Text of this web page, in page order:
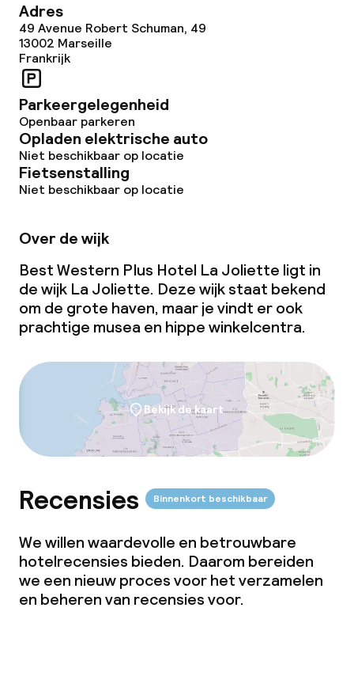
Kleine huisdieren toegestaan (minder
dan de 5 kg)
Adres
49 Avenue Robert Schuman, 49
13002 Marseille
Frankrijk
Parkeergelegenheid
Openbaar parkeren
Opladen elektrische auto
Niet beschikbaar op locatie
Fietsenstalling
Niet beschikbaar op locatie
Over de wijk
Best Western Plus Hotel La Joliette ligt in
de wijk La Joliette. Deze wijk staat bekend
om de grote haven, maar je vindt er ook
prachtige musea en hippe winkelcentra.
Bekijk de kaart
Recensies Binnenkort beschikbaar
We willen waardevolle en betrouwbare
hotelrecensies bieden. Daarom bereiden
we een nieuw proces voor het verzamelen
en beheren van recensies voor.